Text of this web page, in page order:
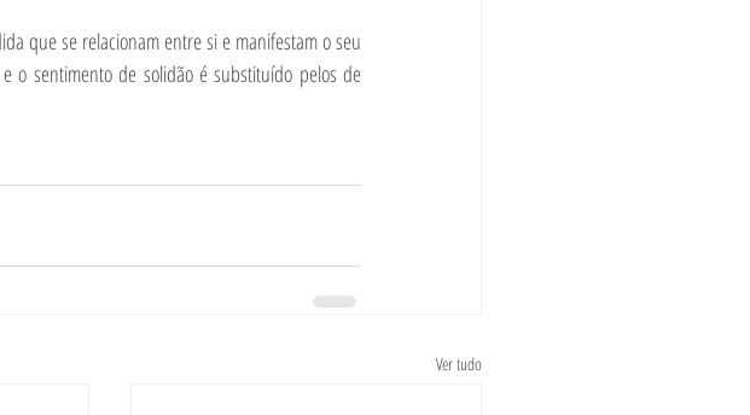
que se relacionam entre si e manifestam o seu
o sentimento de solidão é substituído pelos de
Ver tudo